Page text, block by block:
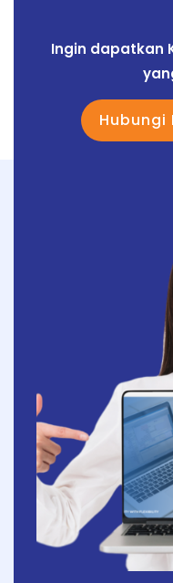
Ingin dapatkan
Hubungi